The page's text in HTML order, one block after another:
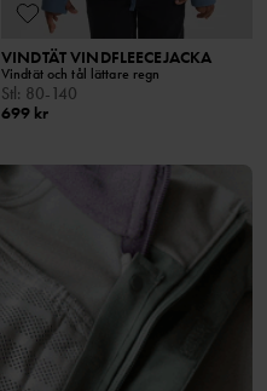
VINDTÄT VINDFLEECEJACKA
Vindtät och tål lättare regn
Stl: 80-140
699 kr